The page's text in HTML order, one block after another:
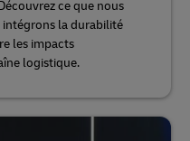
ce que nous
la durabilité
les impacts
logistique.